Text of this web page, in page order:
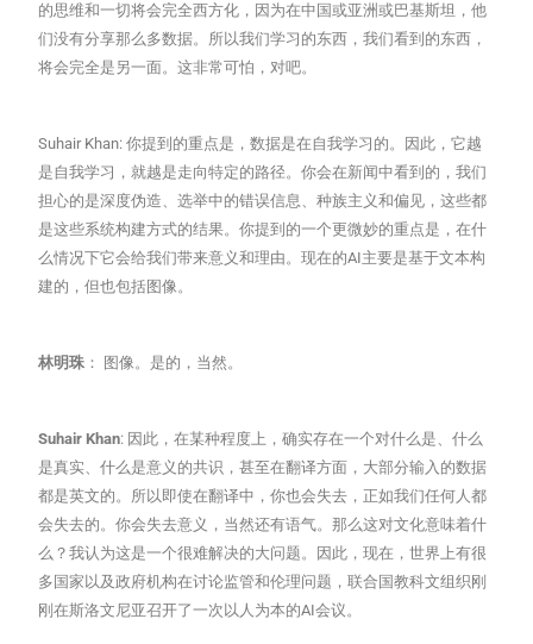
的思维和一切将会完全西方化，因为在中国或亚洲或巴基斯坦，他
们没有分享那么多数据。所以我们学习的东西，我们看到的东西，
将会完全是另一面。这非常可怕，对吧。
Suhair Khan: 你提到的重点是，数据是在自我学习的。因此，它越
是自我学习，就越是走向特定的路径。你会在新闻中看到的，我们
担心的是深度伪造、选举中的错误信息、种族主义和偏见，这些都
是这些系统构建方式的结果。你提到的一个更微妙的重点是，在什
么情况下它会给我们带来意义和理由。现在的AI主要是基于文本构
建的，但也包括图像。
林明珠 ： 图像。是的，当然。
Suhair Khan: 因此，在某种程度上，确实存在一个对什么是、什么
是真实、什么是意义的共识，甚至在翻译方面，大部分输入的数据
都是英文的。所以即使在翻译中，你也会失去，正如我们任何人都
会失去的。你会失去意义，当然还有语气。那么这对文化意味着什
么？我认为这是一个很难解决的大问题。因此，现在，世界上有很
多国家以及政府机构在讨论监管和伦理问题，联合国教科文组织刚
刚在斯洛文尼亚召开了一次以人为本的AI会议。